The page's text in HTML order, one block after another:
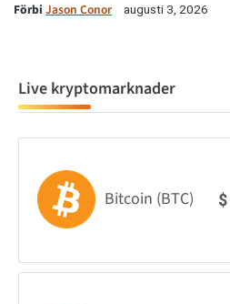
Förbi Jason Conor augusti 3, 2026
Live kryptomarknader
Bitcoin (BTC) $